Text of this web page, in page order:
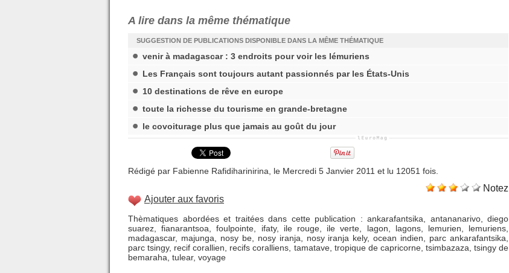
A lire dans la même thématique
SUGGESTION DE PUBLICATIONS DISPONIBLE DANS LA MÊME THÉMATIQUE
venir à madagascar : 3 endroits pour voir les lémuriens
Les Français sont toujours autant passionnés par les États-Unis
10 destinations de rêve en europe
toute la richesse du tourisme en grande-bretagne
le covoiturage plus que jamais au goût du jour
Rédigé par Fabienne Rafidiharinirina, le Mercredi 5 Janvier 2011 et lu 12051 fois.
Notez
Ajouter aux favoris
Thèmatiques abordées et traitées dans cette publication : ankarafantsika antananarivo, diego
suarez ,fianarantsoa ,foulpointe ifaty, ile rouge, ile verte lagon lagons, lemurien lemuriens
madagascar, majunga nosy be, nosy iranja nosy iranja kely,ocean indien parc ankarafantsika
parc tsingy, recif corallien recifs coralliens tamatave, tropique de capricorne, tsimbazaza ,tsingy de
bemaraha tulear, voyage